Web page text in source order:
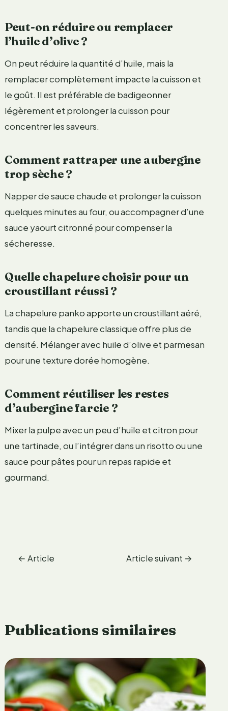
Peut-on réduire ou remplacer
l’huile d’olive ?
On peut réduire la quantité d’huile, mais la
remplacer complètement impacte la cuisson et
le goût. Il est préférable de badigeonner
légèrement et prolonger la cuisson pour
concentrer les saveurs.
Comment rattraper une aubergine
trop sèche ?
Napper de sauce chaude et prolonger la cuisson
quelques minutes au four, ou accompagner d’une
sauce yaourt citronné pour compenser la
sécheresse.
Quelle chapelure choisir pour un
croustillant réussi ?
La chapelure panko apporte un croustillant aéré,
tandis que la chapelure classique offre plus de
densité. Mélanger avec huile d’olive et parmesan
pour une texture dorée homogène.
Comment réutiliser les restes
d’aubergine farcie ?
Mixer la pulpe avec un peu d’huile et citron pour
une tartinade, ou l’intégrer dans un risotto ou une
sauce pour pâtes pour un repas rapide et
gourmand.
← Article
Article suivant →
Publications similaires